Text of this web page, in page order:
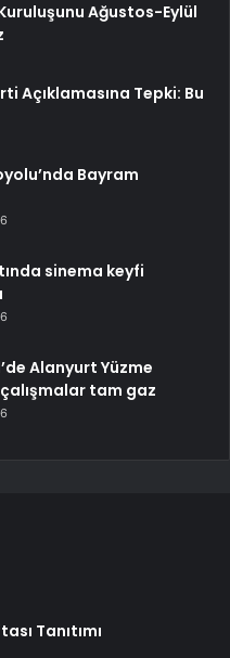
Ağustos-Eylül
Açıklamasına Tepki: Bu
Bayram
sinema keyfi
Alanyurt Yüzme
tam gaz
Tanıtımı